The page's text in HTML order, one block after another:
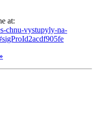
at:
chnu-vystupyly-na-